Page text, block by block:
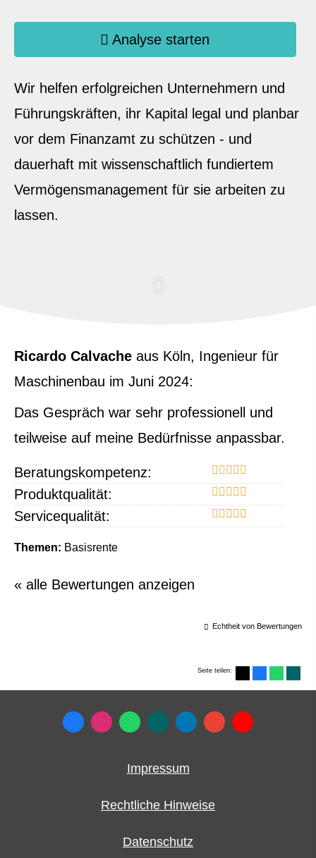
Analyse starten
Wir helfen erfolgreichen Unternehmern und
Führungskräften, ihr Kapital legal und planbar
vor dem Finanzamt zu schützen - und
dauerhaft mit wissenschaftlich fundiertem
Vermögensmanagement für sie arbeiten zu
lassen.
Ricardo Calvache aus Köln, Ingenieur für
Maschinenbau im Juni 2024:
Das Gespräch war sehr professionell und
teilweise auf meine Bedürfnisse anpassbar.
Beratungskompetenz:
Produktqualität:
Servicequalität:
Themen: Basisrente
« alle Bewertungen anzeigen
Echtheit von Bewertungen
Seite teilen:
Impressum
Rechtliche Hinweise
Datenschutz